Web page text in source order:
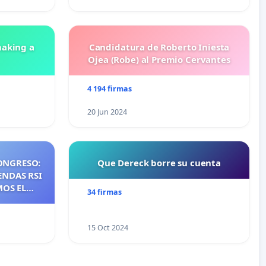
a
Candidatura de Roberto Iniesta
Ojea (Robe) al Premio Cervantes
4 194 firmas
20 Jun 2024
RSI
EL
DE
DE QUE
Que Dereck borre su cuenta
34 firmas
15 Oct 2024